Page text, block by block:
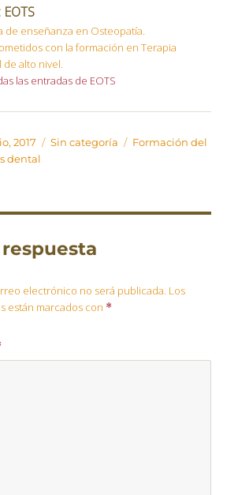
EOTS
de enseñanza en Osteopatía.
con la formación en Terapia
de alto nivel.
las entradas de EOTS
2017 Categorías
Sin categoría Etiquetas
Formación del
dental
electrónico no será publicada. Los
están marcados con *